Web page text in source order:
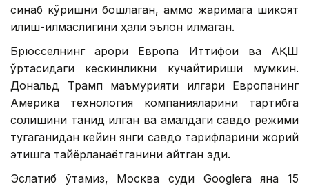
синаб кўришни бошлаган, аммо жаримага шикоят
қилиш-қилмаслигини ҳали эълон қилмаган.
Брюсселнинг қарори Европа Иттифоқи ва АҚШ
ўртасидаги кескинликни кучайтириши мумкин.
Дональд Трамп маъмурияти илгари Европанинг
Америка технология компанияларини тартибга
солишини танқид қилган ва амалдаги савдо режими
тугаганидан кейин янги савдо тарифларини жорий
этишга тайёрланаётганини айтган эди.
Эслатиб ўтамиз, Москва суди Googleга яна 15